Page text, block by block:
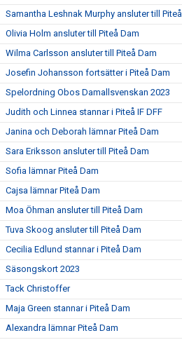
Samantha Leshnak Murphy ansluter till Piteå
Olivia Holm ansluter till Piteå Dam
Wilma Carlsson ansluter till Piteå Dam
Josefin Johansson fortsätter i Piteå Dam
Spelordning Obos Damallsvenskan 2023
Judith och Linnea stannar i Piteå IF DFF
Janina och Deborah lämnar Piteå Dam
Sara Eriksson ansluter till Piteå Dam
Sofia lämnar Piteå Dam
Cajsa lämnar Piteå Dam
Moa Öhman ansluter till Piteå Dam
Tuva Skoog ansluter till Piteå Dam
Cecilia Edlund stannar i Piteå Dam
Säsongskort 2023
Tack Christoffer
Maja Green stannar i Piteå Dam
Alexandra lämnar Piteå Dam